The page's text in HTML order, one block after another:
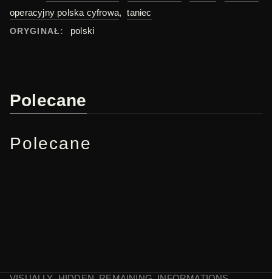
operacyjny polska cyfrowa, taniec
ORYGINAŁ: polski
Polecane
Polecane